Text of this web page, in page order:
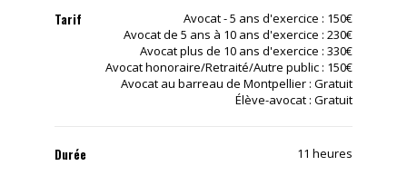
Tarif
Avocat - 5 ans d'exercice : 150€
Avocat de 5 ans à 10 ans d'exercice : 230€
Avocat plus de 10 ans d'exercice : 330€
Avocat honoraire/Retraité/Autre public : 150€
Avocat au barreau de Montpellier : Gratuit
Élève-avocat : Gratuit
Durée 11 heures